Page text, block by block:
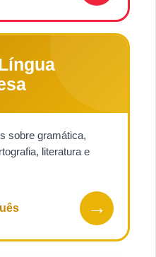
sobre gramática,
literatura e
→